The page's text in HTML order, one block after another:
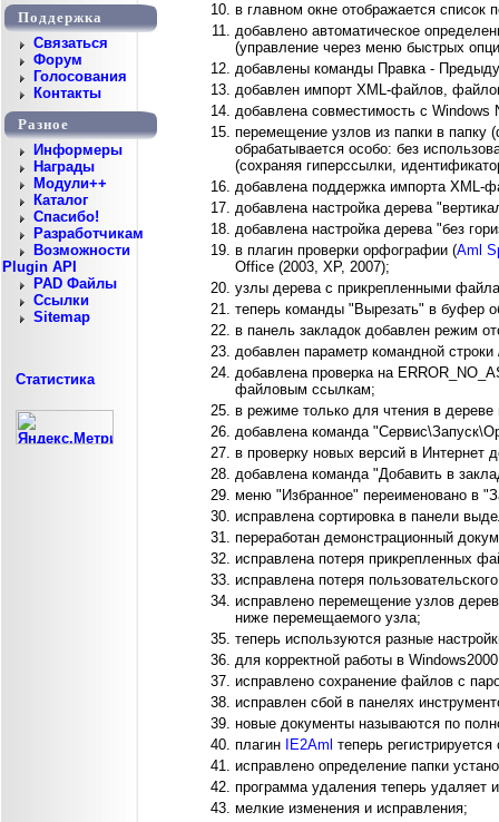
Поддержка
Cвязаться
Форум
Голосования
Контакты
Разное
Информеры
Награды
Модули++
Каталог
Спасибо!
Разработчикам
Возможности
Plugin API
PAD Файлы
Ссылки
Sitemap
Статистика
в главном окне отображается список
добавлено автоматическое
(управление через меню быстрых
добавлены команды Правка -
добавлен импорт XML-файлов,
добавлена совместимость с Windows
перемещение узлов из папки в папку
обрабатывается особо: без
(сохраняя гиперссылки,
добавлена поддержка импорта XML-
добавлена настройка дерева
добавлена настройка дерева "без
в плагин проверки орфографии (Aml
Office (2003, XP, 2007);
узлы дерева с прикрепленными
теперь команды "Вырезать" в буфер
в панель закладок добавлен режим
добавлен параметр командной
добавлена проверка на
файловым ссылкам;
в режиме только для чтения в
добавлена команда
в проверку новых версий в Интернет
добавлена команда "Добавить в
меню "Избранное" переименовано в
исправлена сортировка в панели
переработан демонстрационный
исправлена потеря прикрепленных
исправлена потеря
исправлено перемещение узлов
ниже перемещаемого узла;
теперь используются разные
для корректной работы в
исправлено сохранение файлов с
исправлен сбой в панелях
новые документы называются по
плагин
IE2Aml теперь
исправлено определение папки
программа удаления теперь удаляет
мелкие изменения и исправления;